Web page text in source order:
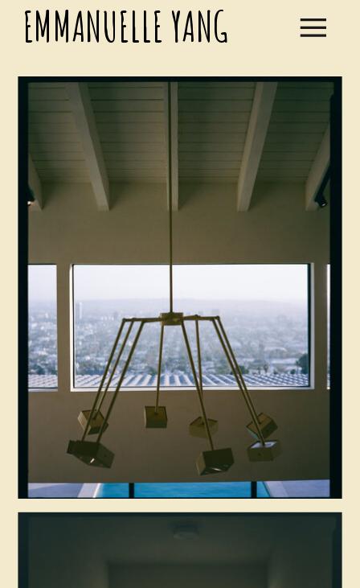
EMMANUELLE YANG